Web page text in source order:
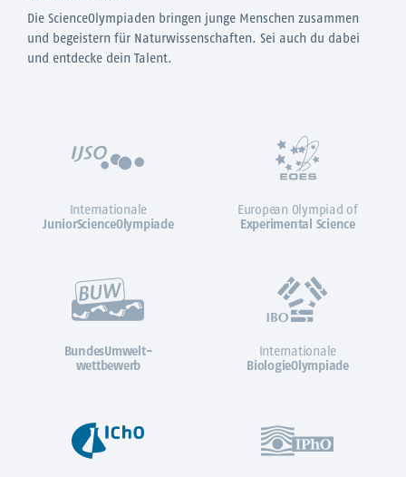
Die ScienceOlympiaden bringen junge Menschen zusammen
und begeistern für Naturwissenschaften. Sei auch du dabei
und entdecke dein Talent.
Internationale
JuniorScienceOlympiade
European Olympiad of
Experimental Science
BundesUmwelt-
wettbewerb
Internationale
BiologieOlympiade